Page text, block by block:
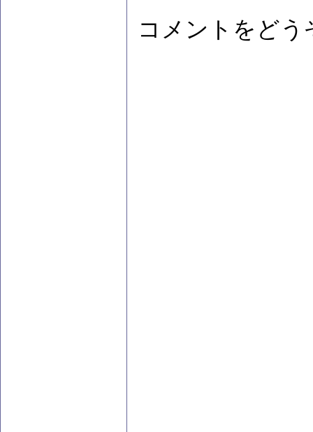
コメントをどう